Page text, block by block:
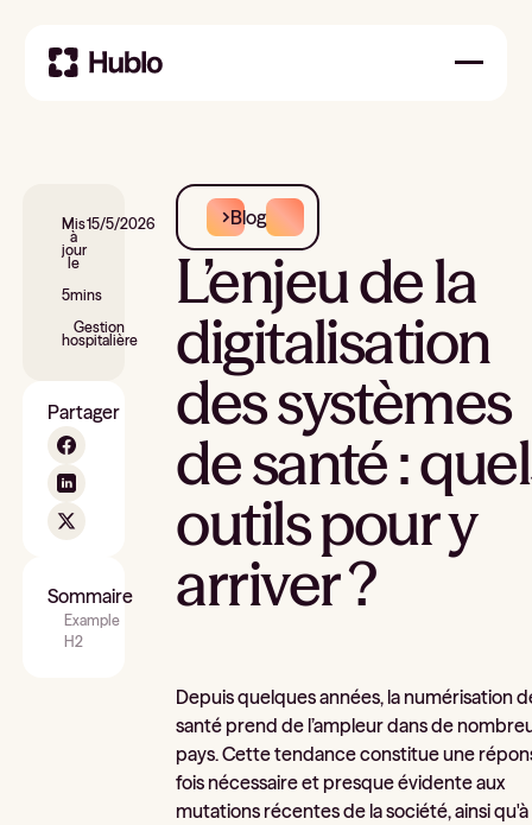
Mis
à
jour
le
15/5/2026
5mins
Gestion
hospitalière
Partager
Sommaire
Example
H2
Blog
L’enjeu de la
digitalisation
des systèmes
de santé :
outils pour y
arriver ?
Depuis quelques années, la numérisation
santé prend de l’ampleur dans de
pays. Cette tendance constitue une
fois nécessaire et presque évidente aux
mutations récentes de la société, ainsi qu'à